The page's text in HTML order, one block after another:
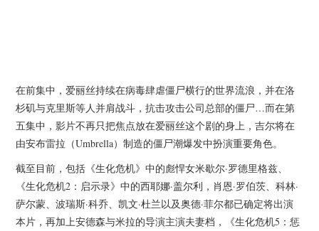
在前集中，爱丽丝持续在病毒肆虐僵尸横行的世界流浪，并在洛
杉矶与克里斯等人并肩战斗，抗击攻击公司总部的僵尸…而在第
五集中，影片不再只把焦点放在爱丽丝这个剧的身上，吉尔将在
由安布雷拉（Umbrella）制造的僵尸潮爆发中扮演重要角色。
截至目前，包括《生化危机》中的彪悍女米歇尔·罗德里格兹、
《生化危机2：启示录》中的西耶娜·盖尔利，肖恩·罗伯茨、科林·
萨尔蒙、波瑞斯·科乔、凯文·杜兰以及奥德·菲尔都已确定将出演
本片，再加上安德森与米拉的导演主演夫妻档，《生化危机5：惩